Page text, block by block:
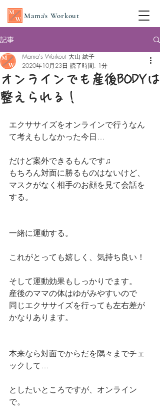
Mama’s Workout
記事
オンラインでも産後BODYは
整えられる！
Mama's Workout 大山 紘子
2020年10月23日 読了時間: 1分
エクササイズをオンラインで行うなん
て考えもしなかった今日…
だけど案外できるもんです♫
もちろん対面に勝るものはないけど、
マスクがなく相手のお顔を見て会話を
する。
一緒に運動する。
これがとっても嬉しく、気持ち良い！
そして運動効果もしっかりでます。
産後のママの体はゆがみやすいので
同じエクササイズを行っても左右差が
かなりあります。
本来なら対面でからだを隅々までチェ
ックして…
としたいところですが、オンライン
で。